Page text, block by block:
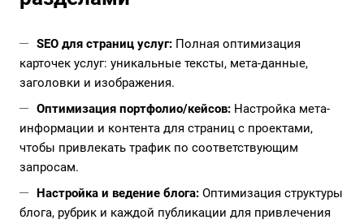
SEO для страниц услуг: Полная оптимизация
карточек услуг: уникальные тексты, мета-данные,
заголовки и изображения.
Оптимизация портфолио/кейсов: Настройка мета-
информации и контента для страниц с проектами,
чтобы привлекать трафик по соответствующим
запросам.
Настройка и ведение блога: Оптимизация структуры
блога, рубрик и каждой публикации для привлечения